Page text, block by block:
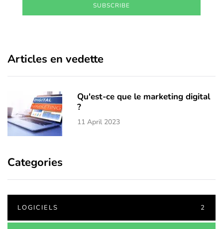
SUBSCRIBE
Articles en vedette
Qu'est-ce que le marketing digital
?
11 April 2023
Categories
LOGICIELS 2